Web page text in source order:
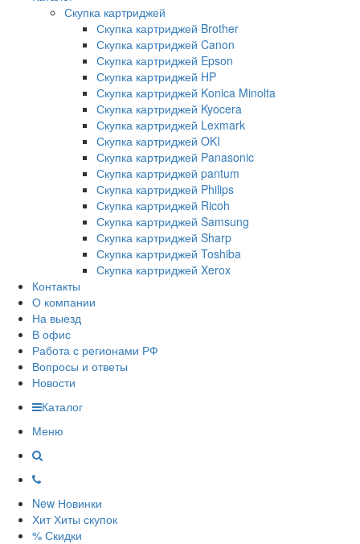
Скупка картриджей
Скупка картриджей Brother
Скупка картриджей Canon
Скупка картриджей Epson
Скупка картриджей HP
Скупка картриджей Konica Minolta
Скупка картриджей Kyocera
Скупка картриджей Lexmark
Скупка картриджей OKI
Скупка картриджей Panasonic
Скупка картриджей pantum
Скупка картриджей Philips
Скупка картриджей Ricoh
Скупка картриджей Samsung
Скупка картриджей Sharp
Скупка картриджей Toshiba
Скупка картриджей Xerox
Контакты
О компании
На выезд
В офис
Работа с регионами РФ
Вопросы и ответы
Новости
Каталог
Меню
New Новинки
Хит Хиты скупок
% Скидки